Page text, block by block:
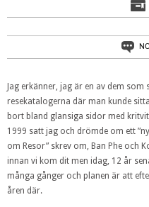
Jag erkänner, jag är en av dem
resekatalogerna där man kunde
bort bland glansiga sidor med
1999 satt jag och drömde om ett
om Resor” skrev om, Ban Phe och
innan vi kom dit men idag, 12 år
många gånger och planen är att
åren där.